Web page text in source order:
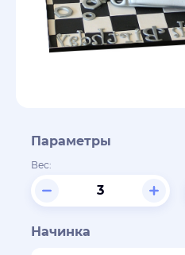
Параметры
Вес:
Начинка